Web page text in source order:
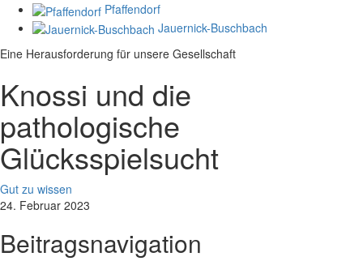
Pfaffendorf
Jauernick-Buschbach
Eine Herausforderung für unsere Gesellschaft
Knossi und die
pathologische
Glücksspielsucht
Gut zu wissen
24. Februar 2023
Beitragsnavigation